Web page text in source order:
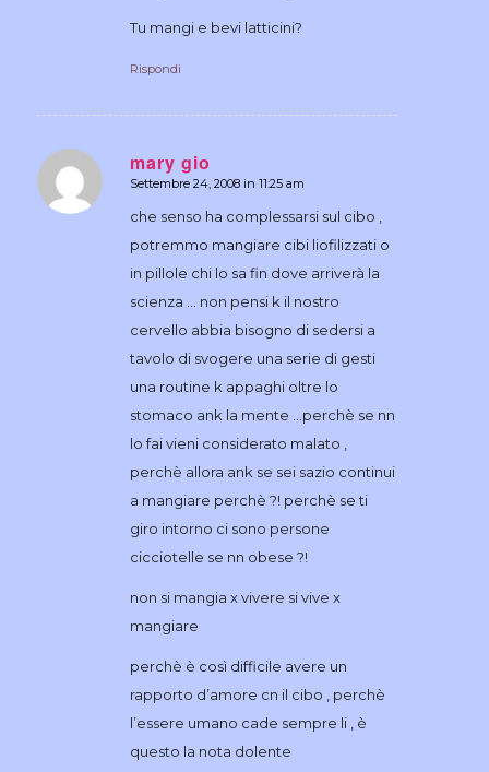
Tu mangi e bevi latticini?
Rispondi
mary gio
dice:
Settembre 24, 2008 in 11:25 am
che senso ha complessarsi sul cibo ,
potremmo mangiare cibi liofilizzati o
in pillole chi lo sa fin dove arriverà la
scienza … non pensi k il nostro
cervello abbia bisogno di sedersi a
tavolo di svogere una serie di gesti
una routine k appaghi oltre lo
stomaco ank la mente …perchè se nn
lo fai vieni considerato malato ,
perchè allora ank se sei sazio continui
a mangiare perchè ?! perchè se ti
giro intorno ci sono persone
cicciotelle se nn obese ?!
non si mangia x vivere si vive x
mangiare
perchè è così difficile avere un
rapporto d’amore cn il cibo , perchè
l’essere umano cade sempre li , è
questo la nota dolente